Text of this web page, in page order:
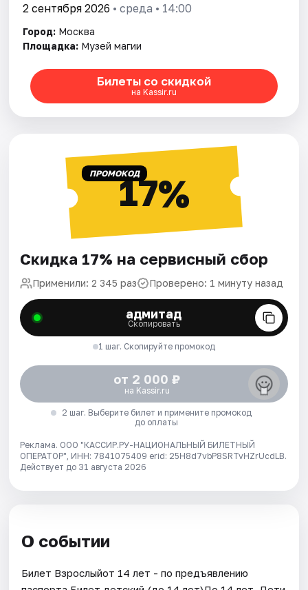
2 сентября 2026 • среда • 14:00
Город: Москва
Площадка: Музей магии
Билеты со скидкой
на Kassir.ru
ПРОМОКОД17%
Скидка 17% на сервисный сбор
Применили: 2 345 раз Проверено: 1 минуту назад
адмитад
Скопировать
1 шаг. Скопируйте промокод
от 2 000 ₽
на Kassir.ru
2 шаг. Выберите билет и примените промокод
до оплаты
Реклама. ООО "КАССИР.РУ-НАЦИОНАЛЬНЫЙ БИЛЕТНЫЙ
ОПЕРАТОР", ИНН: 7841075409 erid: 25H8d7vbP8SRTvHZrUcdLB.
Действует до 31 августа 2026
О событии
Билет Взрослыйот 14 лет - по предъявлению